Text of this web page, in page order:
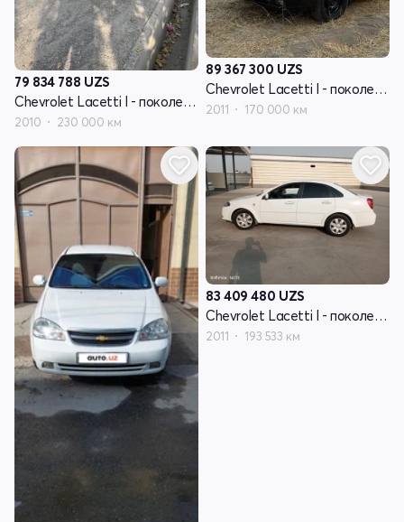
79 834 788 UZS
Chevrolet Lacetti I - поколение
2010 230 000 км
89 367 300 UZS
Chevrolet Lacetti I - поколение
2011 170 000 км
83 409 480 UZS
Chevrolet Lacetti I - поколение
2011 193 533 км